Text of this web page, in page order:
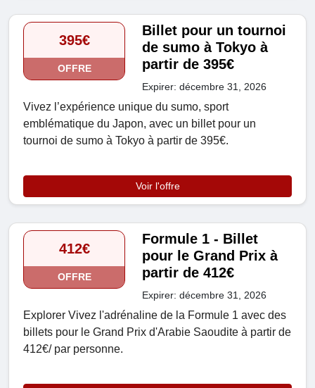
395€
OFFRE
Billet pour un tournoi
de sumo à Tokyo à
partir de 395€
Expirer: décembre 31, 2026
Vivez l’expérience unique du sumo, sport
emblématique du Japon, avec un billet pour un
tournoi de sumo à Tokyo à partir de 395€.
Voir l'offre
412€
OFFRE
Formule 1 - Billet
pour le Grand Prix à
partir de 412€
Expirer: décembre 31, 2026
Explorer Vivez l'adrénaline de la Formule 1 avec des
billets pour le Grand Prix d'Arabie Saoudite à partir de
412€/ par personne.